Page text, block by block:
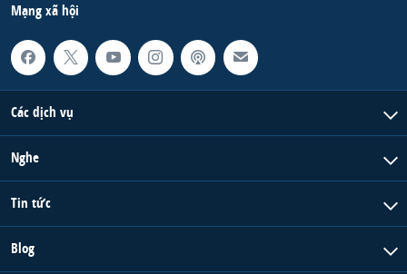
Mạng xã hội
Các dịch vụ
Nghe
Tin tức
Blog